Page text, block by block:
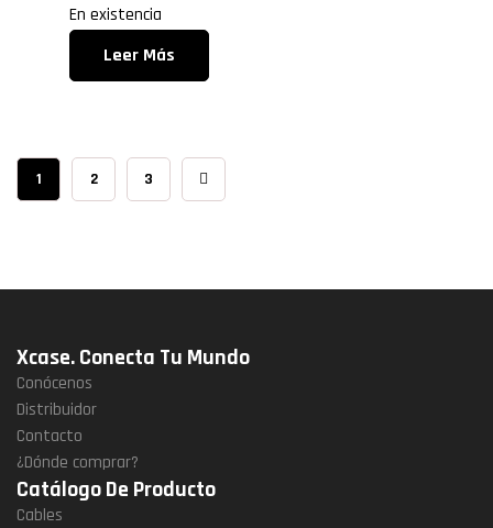
En existencia
Leer Más
1 2 3
Xcase. Conecta Tu Mundo
Conócenos
Distribuidor
Contacto
¿Dónde comprar?
Catálogo De Producto
Cables